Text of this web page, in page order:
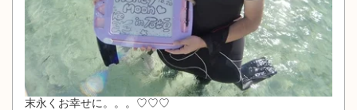
末永くお幸せに。。。♡♡♡